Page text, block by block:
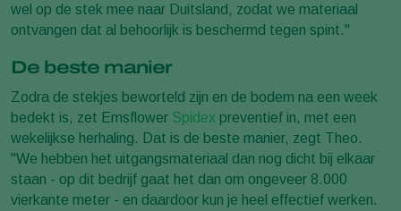
wel op de stek mee naar Duitsland, zodat we materiaal
ontvangen dat al behoorlijk is beschermd tegen spint."
De beste manier
Zodra de stekjes beworteld zijn en de bodem na een week
bedekt is, zet Emsflower Spidex preventief in, met een
wekelijkse herhaling. Dat is de beste manier, zegt Theo.
"We hebben het uitgangsmateriaal dan nog dicht bij elkaar
staan - op dit bedrijf gaat het dan om ongeveer 8.000
vierkante meter - en daardoor kun je heel effectief werken.